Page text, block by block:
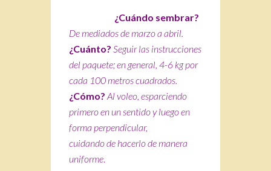
¿Cuándo sembrar?
De mediados de marzo a abril.
¿Cuánto? Seguir las instrucciones
del paquete; en general, 4-6 kg por
cada 100 metros cuadrados.
¿Cómo? Al voleo, esparciendo
primero en un sentido y luego en
forma perpendicular,
cuidando de hacerlo de manera
uniforme.